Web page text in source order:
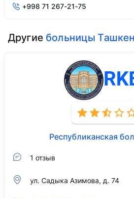
+998 71 267-21-75
Другие больницы
Республиканская
1 отзыв
ул. Садыка Азимова, д. 74